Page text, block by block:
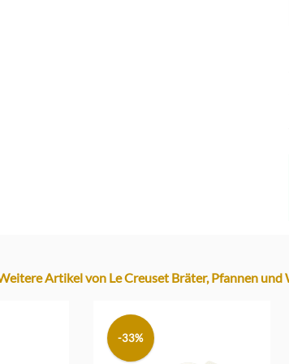
Artikel von Le Creuset Bräter, Pfannen und
-33%